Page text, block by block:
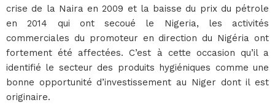
crise de la Naira en 2009 et la baisse du prix du pétrole
en 2014 qui ont secoué le Nigeria, les activités
commerciales du promoteur en direction du Nigéria ont
fortement été affectées. C’est à cette occasion qu’il a
identifié le secteur des produits hygiéniques comme une
bonne opportunité d’investissement au Niger dont il est
originaire.